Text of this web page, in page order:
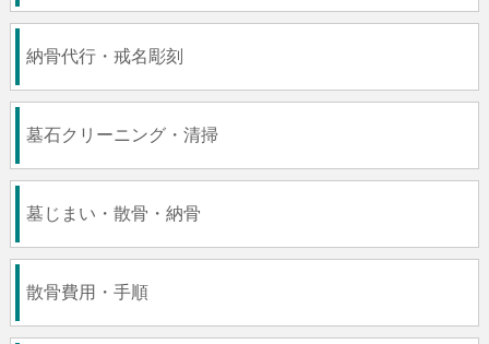
納骨代行・戒名彫刻
墓石クリーニング・清掃
墓じまい・散骨・納骨
散骨費用・手順